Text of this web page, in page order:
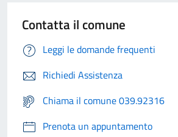
Contatta il comune
Leggi le domande frequenti
Richiedi Assistenza
Chiama il comune 039.92316
Prenota un appuntamento